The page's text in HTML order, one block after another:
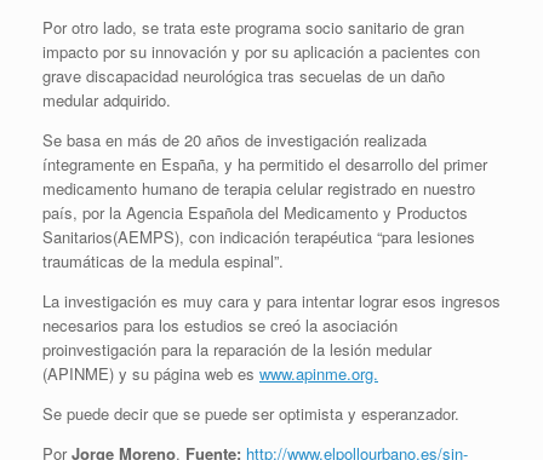
Por otro lado, se trata este programa socio sanitario de gran
impacto por su innovación y por su aplicación a pacientes con
grave discapacidad neurológica tras secuelas de un daño
medular adquirido.
Se basa en más de 20 años de investigación realizada
íntegramente en España, y ha permitido el desarrollo del primer
medicamento humano de terapia celular registrado en nuestro
país, por la Agencia Española del Medicamento y Productos
Sanitarios(AEMPS), con indicación terapéutica “para lesiones
traumáticas de la medula espinal”.
La investigación es muy cara y para intentar lograr esos ingresos
necesarios para los estudios se creó la asociación
proinvestigación para la reparación de la lesión medular
(APINME) y su página web es www.apinme.org.
Se puede decir que se puede ser optimista y esperanzador.
PorJorge Moreno. Fuente: http://www.elpollourbano.es/sin-